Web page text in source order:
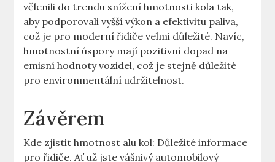
včlenili do trendu snížení hmotnosti kola tak,
aby podporovali vyšší výkon a efektivitu paliva,
což je pro moderní řidiče velmi důležité. Navíc,
hmotnostní úspory mají pozitivní dopad na
emisní hodnoty vozidel, což je stejně důležité
pro environmentální udržitelnost.
Závěrem
Kde zjistit hmotnost alu kol: Důležité informace
pro řidiče. Ať už jste vášnivý automobilový